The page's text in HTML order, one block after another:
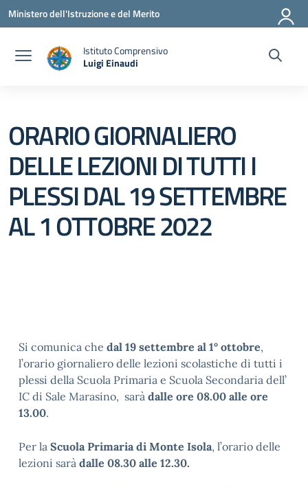
Vai ai contenuti
Vai al menu di navigazione
Vai al footer
Ministero dell'Istruzione e del Merito
Istituto Comprensivo
Luigi Einaudi
— Visita la pagina iniziale della scuola
ORARIO GIORNALIERO
DELLE LEZIONI DI TUTTI I
PLESSI DAL 19 SETTEMBRE
AL 1 OTTOBRE 2022
Si comunica che dal 19 settembre al 1° ottobre,
l’orario giornaliero delle lezioni scolastiche di tutti i
plessi della Scuola Primaria e Scuola Secondaria dell’
IC di Sale Marasino, sarà dalle ore 08.00 alle ore
13.00.
Per la Scuola Primaria di Monte Isola, l’orario delle
lezioni sarà dalle 08.30 alle 12.30.